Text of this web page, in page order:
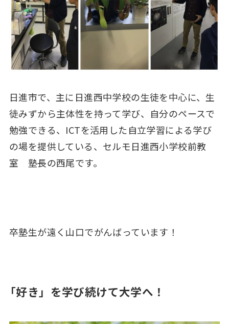
日進市で、主に日進西中学校の生徒を中心に、生
徒みずから主体性を持って学び、自分のペースで
勉強できる、ICTを活用した自立学習による学び
の場を提供している、セルモ日進西小学校前教
室 塾長の西尾です。
卒塾生が遠く山口でがんばっています！
「好き」を学び続けて大学へ！